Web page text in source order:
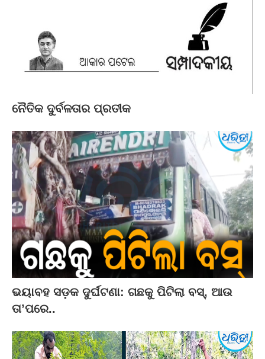
ନୈତିକ ଦୁର୍ବଳତାର ପ୍ରତୀକ
ଭୟାବହ ସଡ଼କ ଦୁର୍ଘଟଣା: ଗଛକୁ ପିଟିଲା ବସ୍‌, ଆଉ
ତା’ପରେ..